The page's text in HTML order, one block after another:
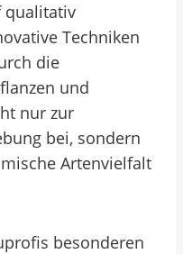
qualitativ
Techniken
die
und
nur zur
bei, sondern
Artenvielfalt
besonderen